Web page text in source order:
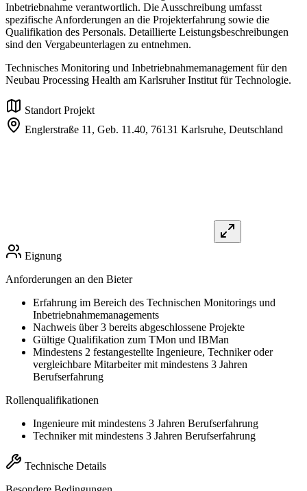
Inbetriebnahme verantwortlich. Die Ausschreibung umfasst
spezifische Anforderungen an die Projekterfahrung sowie die
Qualifikation des Personals. Detaillierte Leistungsbeschreibungen
sind den Vergabeunterlagen zu entnehmen.
Technisches Monitoring und Inbetriebnahmemanagement für den
Neubau Processing Health am Karlsruher Institut für Technologie.
Standort Projekt
Englerstraße 11, Geb. 11.40, 76131 Karlsruhe, Deutschland
Eignung
Anforderungen an den Bieter
Erfahrung im Bereich des Technischen Monitorings und
Inbetriebnahmemanagements
Nachweis über 3 bereits abgeschlossene Projekte
Gültige Qualifikation zum TMon und IBMan
Mindestens 2 festangestellte Ingenieure, Techniker oder
vergleichbare Mitarbeiter mit mindestens 3 Jahren
Berufserfahrung
Rollenqualifikationen
Ingenieure mit mindestens 3 Jahren Berufserfahrung
Techniker mit mindestens 3 Jahren Berufserfahrung
Technische Details